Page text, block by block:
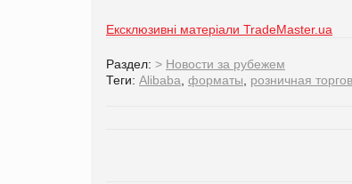
Ексклюзивні матеріали TradeMaster.ua
Раздел: > Новости за рубежем
Теги: Alibaba форматы розничная